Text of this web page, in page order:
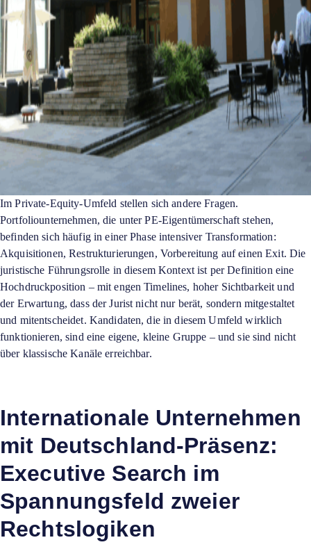
Im Private-Equity-Umfeld stellen sich andere Fragen.
Portfoliounternehmen, die unter PE-Eigentümerschaft stehen,
befinden sich häufig in einer Phase intensiver Transformation:
Akquisitionen, Restrukturierungen, Vorbereitung auf einen Exit. Die
juristische Führungsrolle in diesem Kontext ist per Definition eine
Hochdruckposition – mit engen Timelines, hoher Sichtbarkeit und
der Erwartung, dass der Jurist nicht nur berät, sondern mitgestaltet
und mitentscheidet. Kandidaten, die in diesem Umfeld wirklich
funktionieren, sind eine eigene, kleine Gruppe – und sie sind nicht
über klassische Kanäle erreichbar.
Internationale Unternehmen
mit Deutschland-Präsenz:
Executive Search im
Spannungsfeld zweier
Rechtslogiken